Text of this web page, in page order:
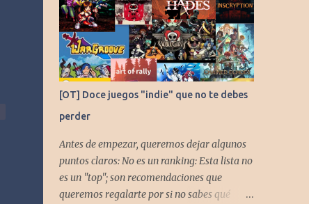
[OT] Doce juegos "indie" que no te debes
perder
Antes de empezar, queremos dejar algunos
puntos claros: No es un ranking: Esta lista no
es un "top"; son recomendaciones que
queremos regalarte por si no sabes qué